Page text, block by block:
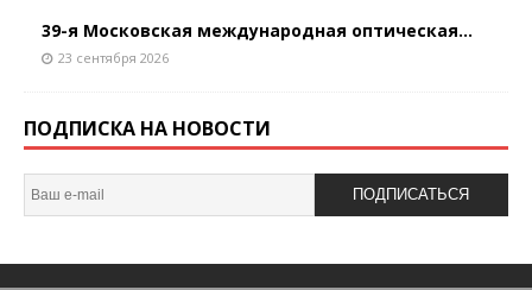
39-я Московская международная оптическая...
23 сентября 2026
ПОДПИСКА НА НОВОСТИ
ПОДПИСАТЬСЯ